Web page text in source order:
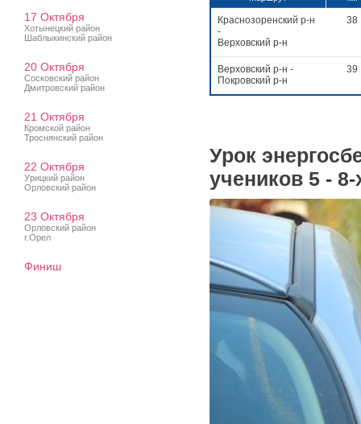
17 Октября
Хотынецкий район
Шаблыкинский район
20 Октября
Сосковский район
Дмитровский район
21 Октября
Кромской район
Троснянский район
22 Октября
Урицкий район
Орловский район
23 Октября
Орловский район
г.Орел
Финиш
Краснозоренский р-н
-
Верховский р-н
38
Верховский р-н -
Покровский р-н
39
Урок
учеников 5 -